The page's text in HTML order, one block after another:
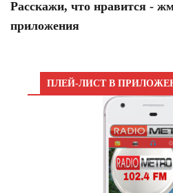
Расскажи, что нравится -
приложения
ПЛЕЙ-ЛИСТ В